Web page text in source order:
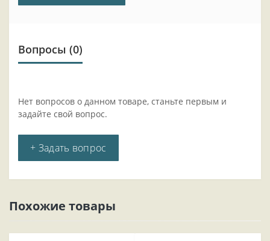
Вопросы (0)
Нет вопросов о данном товаре, станьте первым и
задайте свой вопрос.
+ Задать вопрос
Похожие товары